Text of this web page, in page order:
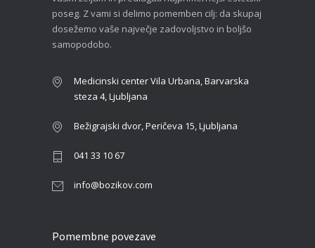
poseg. Z vami si delimo pomemben cilj: da skupaj
dosežemo vaše največje zadovoljstvo in boljšo
samopodobo.
Medicinski center Vila Urbana, Barvarska
steza 4, Ljubljana
Bežigrajski dvor, Peričeva 15, Ljubljana
041 33 10 67
info@bozikov.com
Pomembne povezave